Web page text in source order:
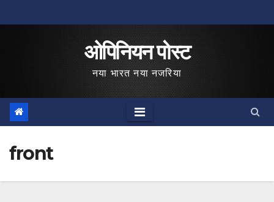
to
ओपिनियन पोस्ट
नया भारत नया नजरिया
front